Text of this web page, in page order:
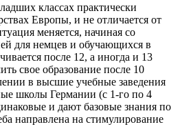
классах практически
Европы, и не отличается от
меняется, начиная со
для немцев и обучающихся в
после 12, а иногда и 13
свое образование после 10
в высшие учебные заведения
школы Германии (с 1-го по 4
и дают базовые знания по
направлена на стимулирование